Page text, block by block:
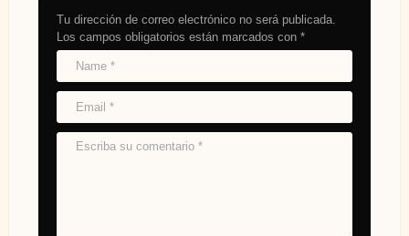
Tu dirección de correo electrónico no será publicada.
Los campos obligatorios están marcados con *